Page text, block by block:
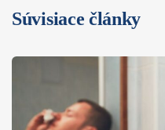
Súvisiace články